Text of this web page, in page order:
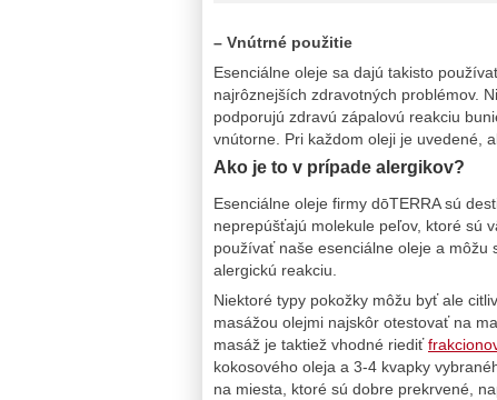
– Vnútrné použitie
Esenciálne oleje sa dajú takisto
najrôznejších zdravotných problémov.
podporujú zdravú zápalovú reakciu
vnútorne. Pri každom oleji je uvedené,
Ako je to v prípade alergikov?
Esenciálne oleje firmy dōTERRA sú
neprepúšťajú molekule peľov, ktoré sú
používať naše esenciálne oleje a môžu
alergickú reakciu.
Niektoré typy pokožky môžu byť ale
masážou olejmi najskôr otestovať na
masáž je taktiež vhodné riediť
kokosového oleja a 3-4 kvapky
na miesta, ktoré sú dobre prekrvené,